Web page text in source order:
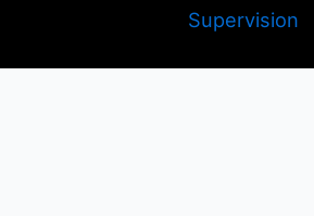
Supervision